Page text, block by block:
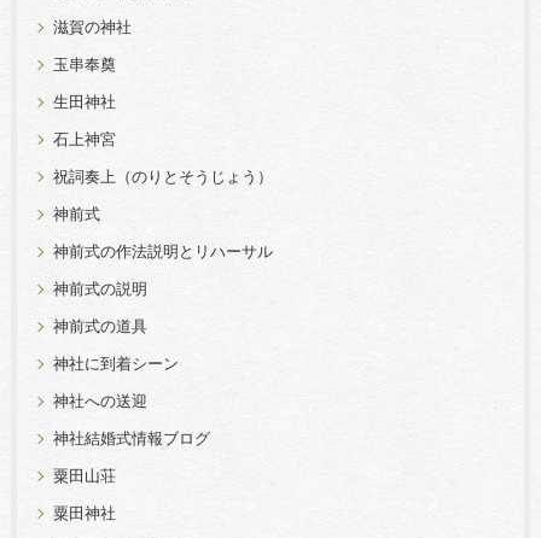
滋賀の神社
玉串奉奠
生田神社
石上神宮
祝詞奏上（のりとそうじょう）
神前式
神前式の作法説明とリハーサル
神前式の説明
神前式の道具
神社に到着シーン
神社への送迎
神社結婚式情報ブログ
粟田山荘
粟田神社